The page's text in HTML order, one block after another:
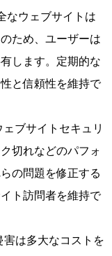
なウェブサイトは
ため、ユーザーは
します。定期的な
と信頼性を維持で
ェブサイトセキュリ
切れなどのパフォ
の問題を修正する
ト訪問者を維持で
害は多大なコストを